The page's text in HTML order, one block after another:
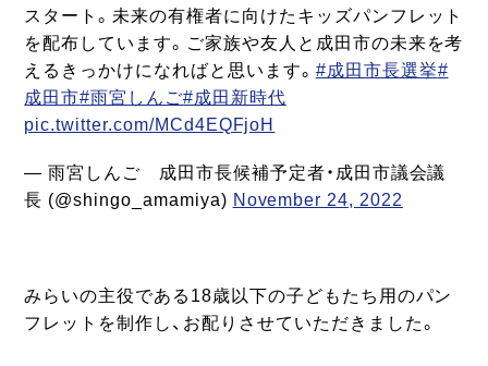
スタート。未来の有権者に向けたキッズパンフレット
を配布しています。ご家族や友人と成田市の未来を考
えるきっかけになればと思います。 #成田市長選挙#
成田市#雨宮しんご#成田新時代
pic.twitter.com/MCd4EQFjoH
— 雨宮しんご 成田市長候補予定者・成田市議会議
長 (@shingo_amamiya) November 24, 2022
みらいの主役である18歳以下の子どもたち用のパン
フレットを制作し、お配りさせていただきました。